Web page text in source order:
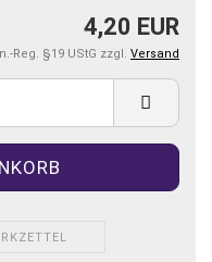
4,20 EUR
Reg. §19 UStG zzgl. Versand